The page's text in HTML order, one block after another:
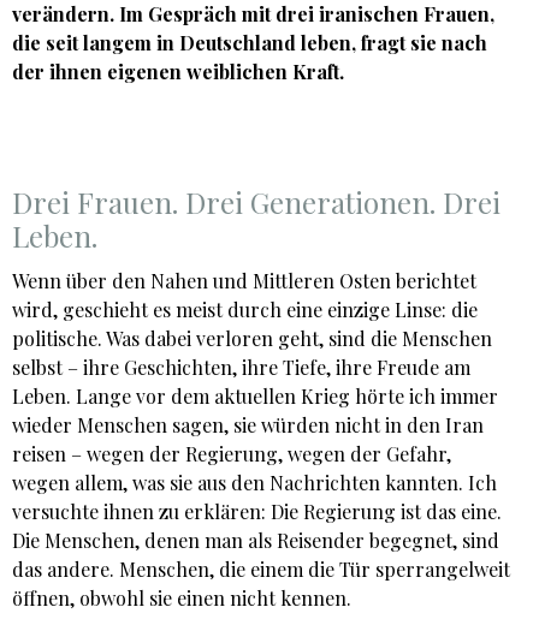
verändern. Im Gespräch mit drei iranischen Frauen,
die seit langem in Deutschland leben, fragt sie nach
der ihnen eigenen weiblichen Kraft.
Drei Frauen. Drei Generationen. Drei
Leben.
Wenn über den Nahen und Mittleren Osten berichtet
wird, geschieht es meist durch eine einzige Linse: die
politische. Was dabei verloren geht, sind die Menschen
selbst – ihre Geschichten, ihre Tiefe, ihre Freude am
Leben. Lange vor dem aktuellen Krieg hörte ich immer
wieder Menschen sagen, sie würden nicht in den Iran
reisen – wegen der Regierung, wegen der Gefahr,
wegen allem, was sie aus den Nachrichten kannten. Ich
versuchte ihnen zu erklären: Die Regierung ist das eine.
Die Menschen, denen man als Reisender begegnet, sind
das andere. Menschen, die einem die Tür sperrangelweit
öffnen, obwohl sie einen nicht kennen.